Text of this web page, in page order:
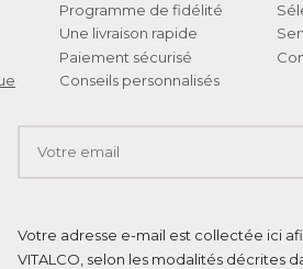
Programme de fidélité
Une livraison rapide
Paiement sécurisé
Conseils personnalisés
Votre adresse e-mail est collectée ici
VITALCO, selon les modalités décrites